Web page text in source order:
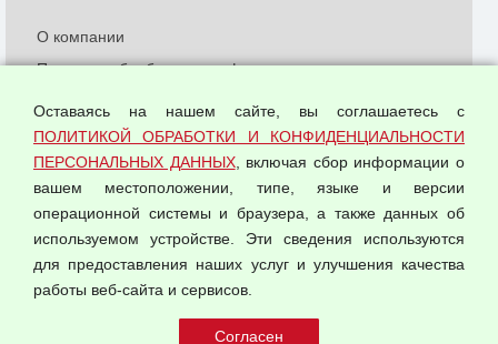
© 2026 ООО "Феникс"
О компании
Политика обработки и конфиденциальности
Согласием на обработку персональных данных
Оферта оптовой купли-продажи
Публичная оферта
Оставаясь на нашем сайте, вы соглашаетесь с
ПОЛИТИКОЙ ОБРАБОТКИ И КОНФИДЕНЦИАЛЬНОСТИ
ПЕРСОНАЛЬНЫХ ДАННЫХ, включая сбор информации о
вашем местоположении, типе, языке и версии
операционной системы и браузера, а также данных об
используемом устройстве. Эти сведения используются
для предоставления наших услуг и улучшения качества
работы веб-сайта и сервисов.